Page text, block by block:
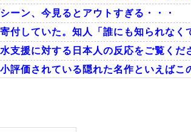
ーン、今見るとアウトすぎる・・・
付していた。知人「誰にも知られなく
支援に対する日本人の反応をご覧くだ
評価されている隠れた名作といえばこ
熊本地震が発生、大揺れの中でも患者